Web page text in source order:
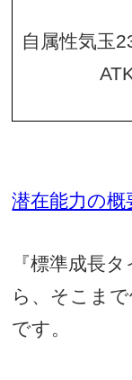
自属性気玉
潜在能力の
『標準成長
ら、そこま
です。